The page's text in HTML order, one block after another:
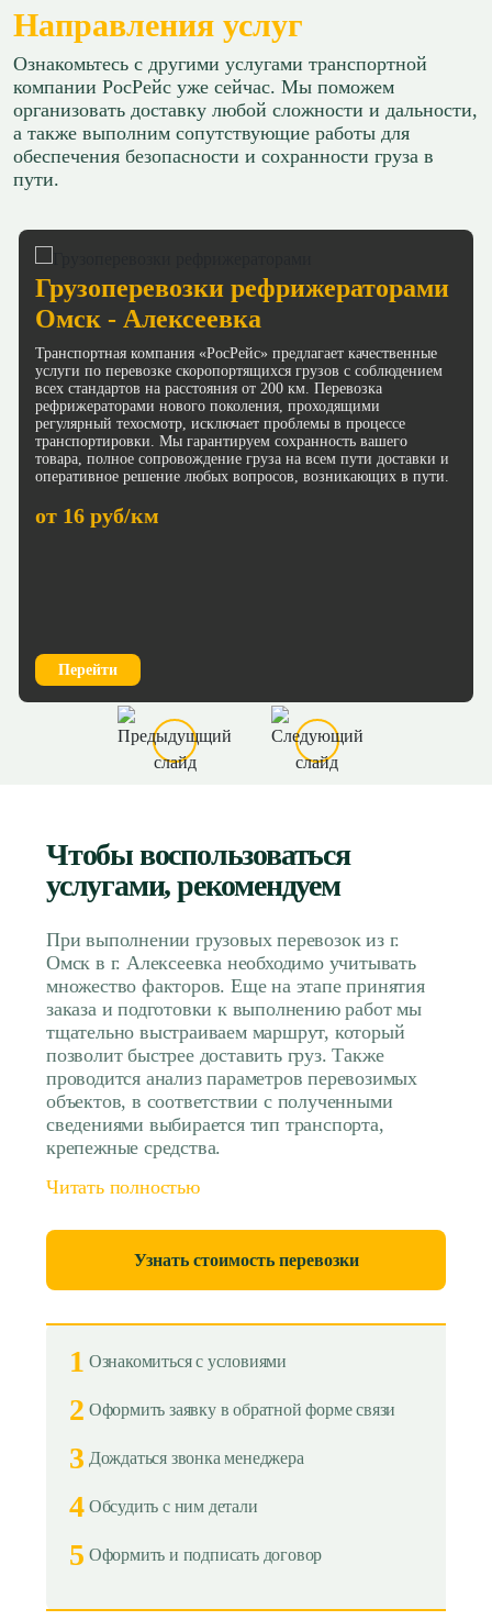
Направления услуг
Ознакомьтесь с другими услугами транспортной
компании РосРейс уже сейчас. Мы поможем
организовать доставку любой сложности и дальности,
а также выполним сопутствующие работы для
обеспечения безопасности и сохранности груза в
пути.
Грузоперевозки рефрижераторами
Омск - Алексеевка
Транспортная компания «РосРейс» предлагает качественные
услуги по перевозке скоропортящихся грузов с соблюдением
всех стандартов на расстояния от 200 км. Перевозка
рефрижераторами нового поколения, проходящими
регулярный техосмотр, исключает проблемы в процессе
транспортировки. Мы гарантируем сохранность вашего
товара, полное сопровождение груза на всем пути доставки и
оперативное решение любых вопросов, возникающих в пути.
от 16 руб/км
Перейти
Чтобы воспользоваться
услугами, рекомендуем
При выполнении грузовых перевозок из г.
Омск в г. Алексеевка необходимо учитывать
множество факторов. Еще на этапе принятия
заказа и подготовки к выполнению работ мы
тщательно выстраиваем маршрут, который
позволит быстрее доставить груз. Также
проводится анализ параметров перевозимых
объектов, в соответствии с полученными
сведениями выбирается тип транспорта,
крепежные средства.
Читать полностью
Узнать стоимость перевозки
1 Ознакомиться с условиями
2 Оформить заявку в обратной форме связи
3 Дождаться звонка менеджера
4 Обсудить с ним детали
5 Оформить и подписать договор